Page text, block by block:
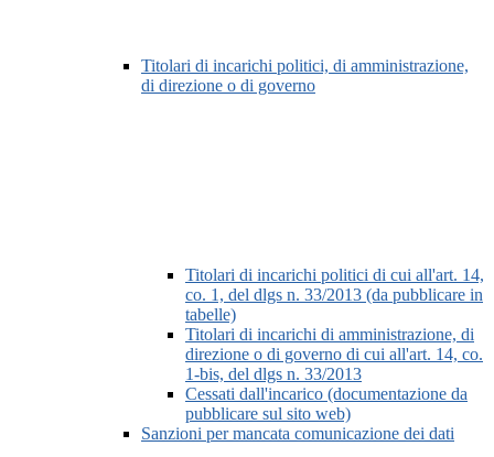
Titolari di incarichi politici, di amministrazione,
di direzione o di governo
Titolari di incarichi politici di cui all'art. 14,
co. 1, del dlgs n. 33/2013 (da pubblicare in
tabelle)
Titolari di incarichi di amministrazione, di
direzione o di governo di cui all'art. 14, co.
1-bis, del dlgs n. 33/2013
Cessati dall'incarico (documentazione da
pubblicare sul sito web)
Sanzioni per mancata comunicazione dei dati